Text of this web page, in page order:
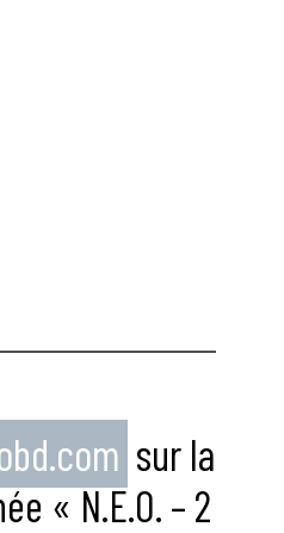
sur la
« N.E.O. – 2